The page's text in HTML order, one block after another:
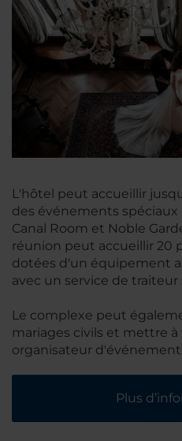
L'hôtel peut accueillir
des événements spéciaux
Canal Room et Noble
réunion peut accueillir 20
dotées d'un équipement
avec un service de
Le complexe peut
mariages civils et mettre
organisateur
Plus